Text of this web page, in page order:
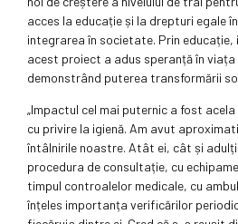
acces la educație și la drepturi egale
integrarea în societate. Prin
acest proiect a adus speranță în
demonstrând puterea transformării
„Impactul cel mai puternic a fost
cu privire la igienă. Am avut
întâlnirile noastre. Atât ei, cât și
procedura de consultație, cu
timpul controalelor medicale, cu
înțeles importanța verificărilor